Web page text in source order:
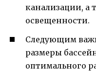
канализации, а
освещенности.
Следующим
размеры
оптимального